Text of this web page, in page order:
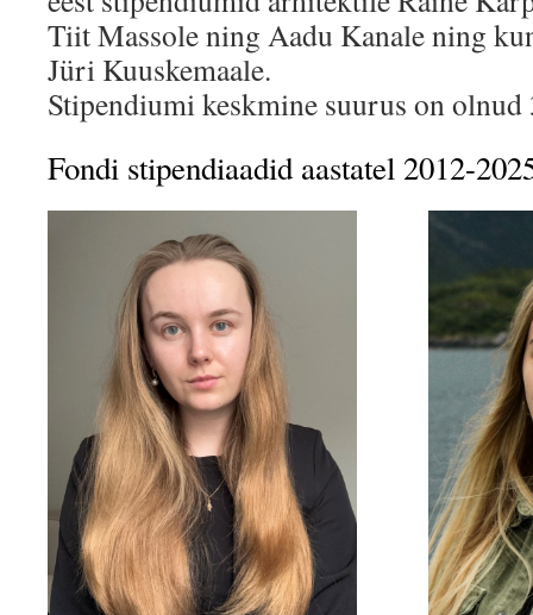
Tiit Massole ning Aadu Kanale ning
Jüri Kuuskemaale.
Stipendiumi keskmine suurus on olnud
Fondi stipendiaadid aastatel 2012-